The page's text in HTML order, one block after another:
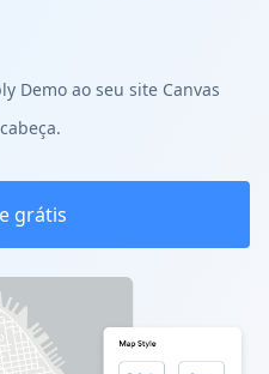
Demo ao seu site Canvas
grátis